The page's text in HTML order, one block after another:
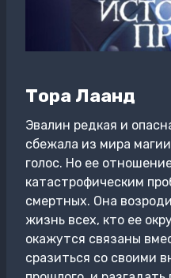
Тора Лаанд
Эвалин редкая и
сбежала из мира
голос. Но ее
катастрофическим
смертных. Она
жизнь всех, кто ее
окажутся связаны
сразиться со своими